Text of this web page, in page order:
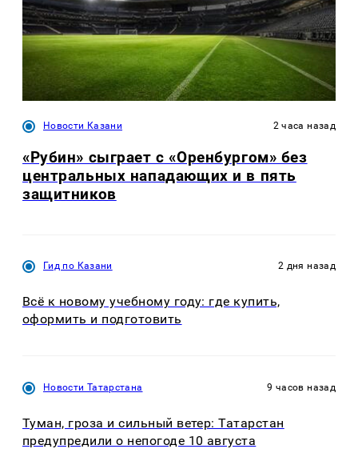
Новости Казани 2 часа назад
«Рубин» сыграет с «Оренбургом» без
центральных нападающих и в пять
защитников
Гид по Казани 2 дня назад
Всё к новому учебному году: где купить,
оформить и подготовить
Новости Татарстана 9 часов назад
Туман, гроза и сильный ветер: Татарстан
предупредили о непогоде 10 августа